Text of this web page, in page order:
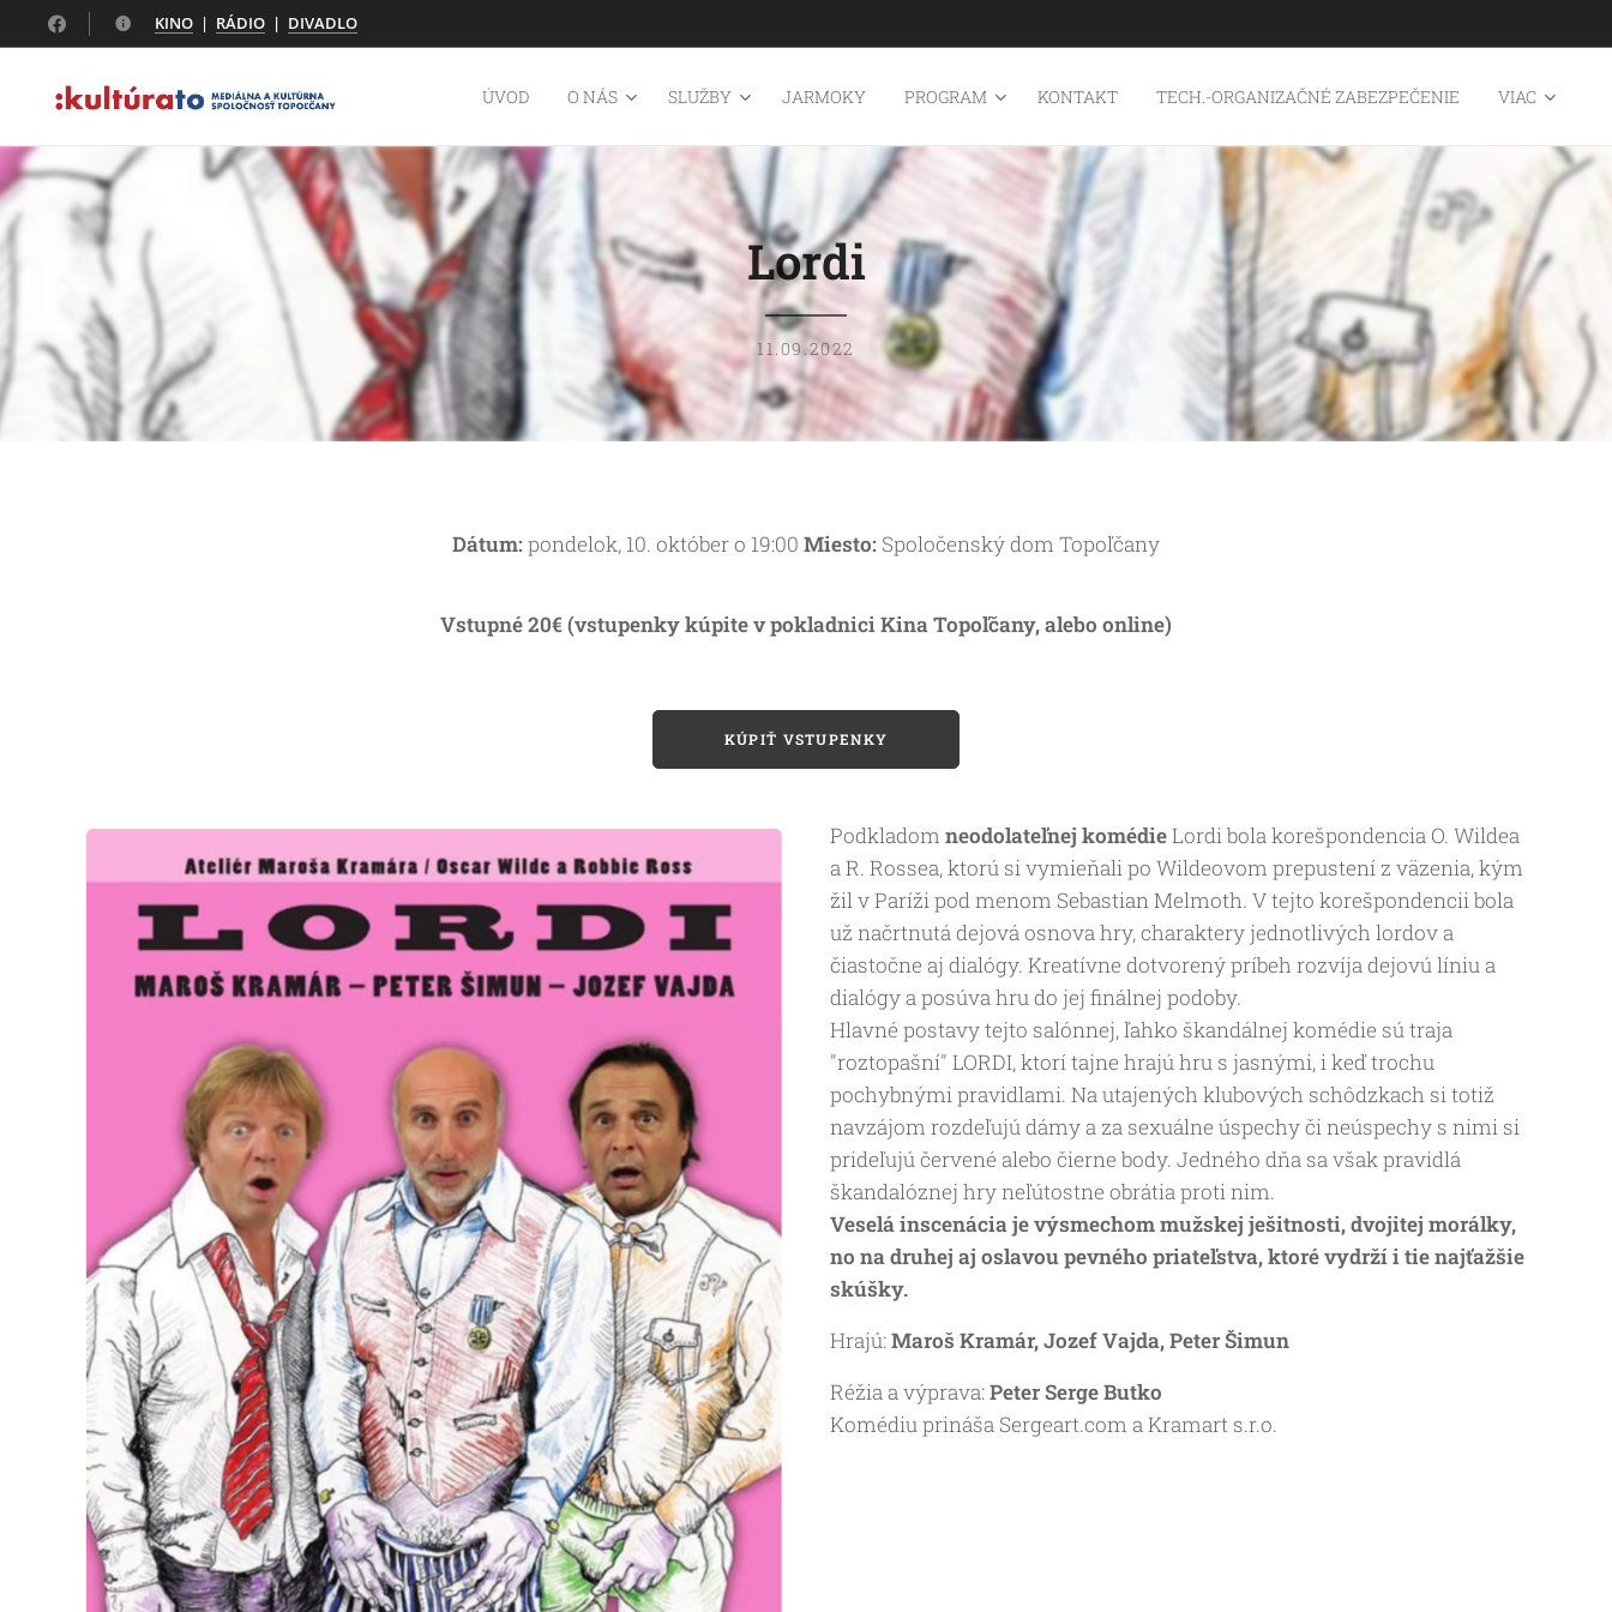
KINO | RÁDIO | DIVADLO
ÚVOD O NÁS SLUŽBY JARMOKY PROGRAM KONTAKT TECH.-ORGANIZAČNÉ ZABEZPEČENIE VIAC
Lordi
11.09.2022
Dátum: pondelok, 10. október o 19:00 Miesto: Spoločenský dom Topoľčany
Vstupné 20€ (vstupenky kúpite v pokladnici Kina Topoľčany, alebo online)
KÚPIŤ VSTUPENKY
Podkladom neodolateľnej komédieLordi bola korešpondencia O. Wildea
a R. Rossea, ktorú si vymieňali po Wildeovom prepustení z väzenia, kým
žil v Paríži pod menom Sebastian Melmoth. V tejto korešpondencii bola
už načrtnutá dejová osnova hry, charaktery jednotlivých lordov a
čiastočne aj dialógy. Kreatívne dotvorený príbeh rozvíja dejovú líniu a
dialógy a posúva hru do jej finálnej podoby.
Hlavné postavy tejto salónnej, ľahko škandálnej komédie sú traja
"roztopašní" LORDI, ktorí tajne hrajú hru s jasnými, i keď trochu
pochybnými pravidlami. Na utajených klubových schôdzkach si totiž
navzájom rozdeľujú dámy a za sexuálne úspechy či neúspechy s nimi si
prideľujú červené alebo čierne body. Jedného dňa sa však pravidlá
škandalóznej hry neľútostne obrátia proti nim.
Veselá inscenácia je výsmechom mužskej ješitnosti, dvojitej morálky,
no na druhej aj oslavou pevného priateľstva, ktoré vydrží i tie najťažšie
skúšky.
Hrajú:Maroš Kramár, Jozef Vajda, Peter Šimun
Réžia a výprava:Peter Serge Butko
Komédiu prináša Sergeart.com a Kramart s.r.o.